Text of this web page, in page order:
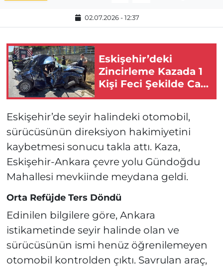
02.07.2026 - 12:37
Eskişehir’deki
Zincirleme Kazada 1
Kişi Feci Şekilde Can
Verdi!
Eskişehir’de seyir halindeki otomobil,
sürücüsünün direksiyon hakimiyetini
kaybetmesi sonucu takla attı. Kaza,
Eskişehir-Ankara çevre yolu Gündoğdu
Mahallesi mevkiinde meydana geldi.
Orta Refüjde Ters Döndü
Edinilen bilgilere göre, Ankara
istikametinde seyir halinde olan ve
sürücüsünün ismi henüz öğrenilemeyen
otomobil kontrolden çıktı. Savrulan araç,